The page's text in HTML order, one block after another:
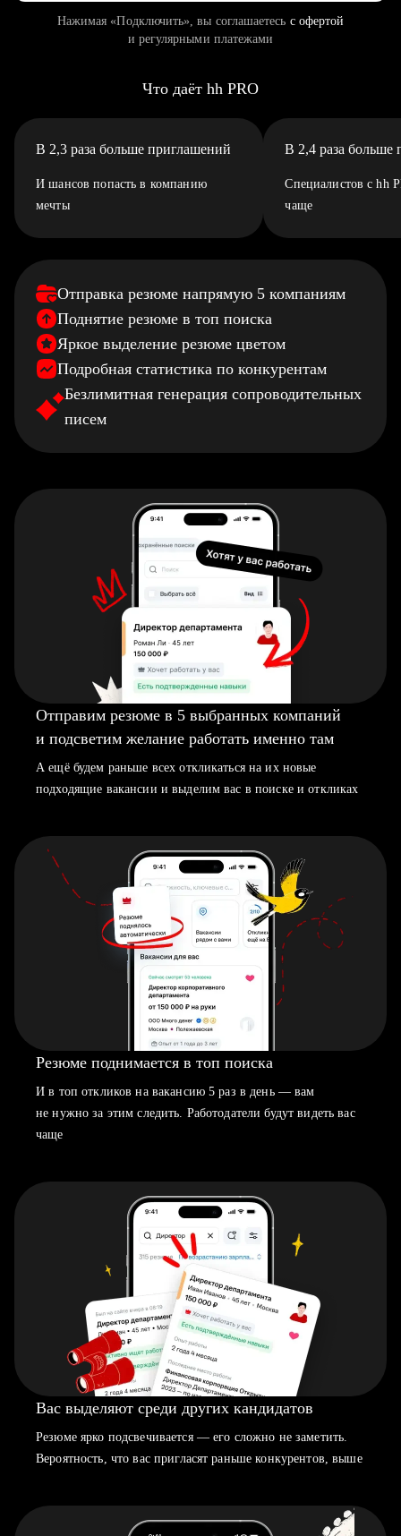
Нажимая «Подключить», вы соглашаетесь с офертой
и регулярными платежами
Что даёт hh PRO
В 2,3 раза больше приглашений
И шансов попасть в компанию
мечты
В 2,4 раза больше
Специалистов с hh
чаще
Отправка резюме напрямую 5 компаниям
Поднятие резюме в топ поиска
Яркое выделение резюме цветом
Подробная статистика по конкурентам
Безлимитная генерация сопроводительных
писем
Отправим резюме в 5 выбранных компаний
и подсветим желание работать именно там
А ещё будем раньше всех откликаться на их новые
подходящие вакансии и выделим вас в поиске и откликах
Резюме поднимается в топ поиска
И в топ откликов на вакансию 5 раз в день — вам
не нужно за этим следить. Работодатели будут видеть вас
чаще
Вас выделяют среди других кандидатов
Резюме ярко подсвечивается — его сложно не заметить.
Вероятность, что вас пригласят раньше конкурентов, выше